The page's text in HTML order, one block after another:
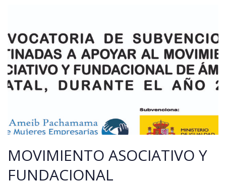
MOVIMIENTO ASOCIATIVO Y
FUNDACIONAL